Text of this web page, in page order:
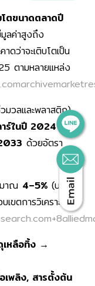
ตขนาดตลาดปี
ลค่าสูงถึง
าดว่าจะเติบโตเป็น
ตามหลายแหล่ง
วลและพลาสติก)
ร์ในปี 2024และ
ด้วยอัตรา
าณ 4–5% (บาง
ตการวิเคราะห์
เหลือทิ้ง →
เพลิง, สารตั้งต้น